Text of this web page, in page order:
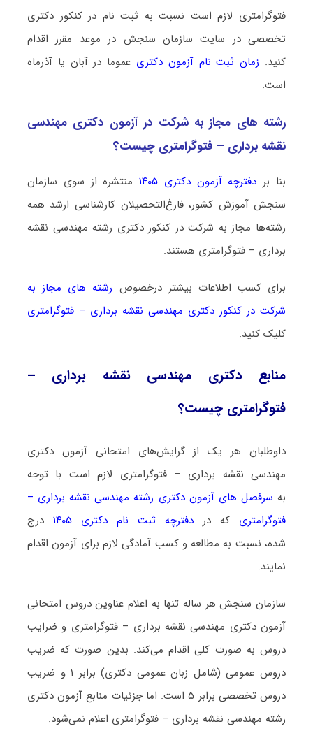
ﻓﺘﻮﮔﺮاﻣﺘﺮی لازم است نسبت به ثبت نام در کنکور دکتری
تخصصی در سایت سازمان سنجش در موعد مقرر اقدام
کنید. زمان ثبت نام آزمون دکتری عموما در آبان یا آذرماه
است.
رشته­ های مجاز به شرکت در آزمون دکتری ﻣﻬﻨﺪسی
نقشه برداری – ﻓﺘﻮﮔﺮاﻣﺘﺮی چیست؟
بنا بر دفترچه آزمون دکتری ۱۴۰۵
منتشره از سوی سازمان
سنجش آموزش کشور، فارغ‌التحصیلان کارشناسی ارشد همه
رشته‌ها مجاز به شرکت در کنکور دکتری رشته ﻣﻬﻨﺪسی نقشه
برداری – ﻓﺘﻮﮔﺮاﻣﺘﺮی هستند.
برای کسب اطلاعات بیشتر درخصوص رشته های مجاز به
شرکت در کنکور دکتری ﻣﻬﻨﺪسی نقشه برداری – ﻓﺘﻮﮔﺮاﻣﺘﺮی
کلیک کنید.
منابع دکتری ﻣﻬﻨﺪسی نقشه برداری –
ﻓﺘﻮﮔﺮاﻣﺘﺮی چیست؟
داوطلبان هر یک از گرایش‌های امتحانی آزمون دکتری
ﻣﻬﻨﺪسی نقشه برداری – ﻓﺘﻮﮔﺮاﻣﺘﺮی لازم است با توجه
به سرفصل های آزمون دکتری رشته ﻣﻬﻨﺪسی نقشه برداری –
ﻓﺘﻮﮔﺮاﻣﺘﺮی که در دفترچه ثبت نام دکتری ۱۴۰۵
درج
شده، نسبت به مطالعه و کسب آمادگی لازم برای آزمون اقدام
نمایند.
سازمان سنجش هر ساله تنها به اعلام عناوین دروس امتحانی
آزمون دکتری ﻣﻬﻨﺪسی نقشه برداری – ﻓﺘﻮﮔﺮاﻣﺘﺮی و ضرایب
دروس به صورت کلی اقدام می‌کند. بدین صورت که ضریب
دروس عمومی (شامل زبان عمومی دکتری) برابر ۱ و ضریب
دروس تخصصی برابر ۵ است. اما جزئیات منابع آزمون دکتری
رشته ﻣﻬﻨﺪسی نقشه برداری – ﻓﺘﻮﮔﺮاﻣﺘﺮی اعلام نمی‌شود.